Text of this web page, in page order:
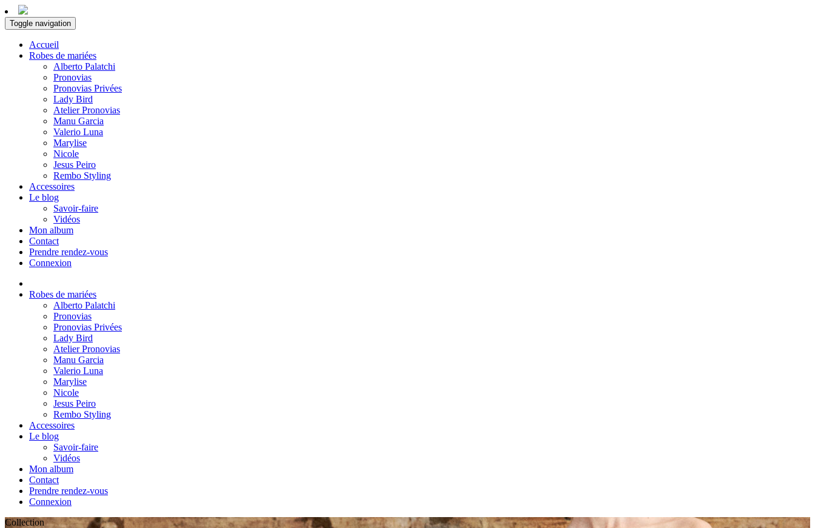
Toggle navigation
Accueil
Robes de mariées
Alberto Palatchi
Pronovias
Pronovias Privées
Lady Bird
Atelier Pronovias
Manu Garcia
Valerio Luna
Marylise
Nicole
Jesus Peiro
Rembo Styling
Accessoires
Le blog
Savoir-faire
Vidéos
Mon album
Contact
Prendre rendez-vous
Connexion
Robes de mariées
Alberto Palatchi
Pronovias
Pronovias Privées
Lady Bird
Atelier Pronovias
Manu Garcia
Valerio Luna
Marylise
Nicole
Jesus Peiro
Rembo Styling
Accessoires
Le blog
Savoir-faire
Vidéos
Mon album
Contact
Prendre rendez-vous
Connexion
Collection